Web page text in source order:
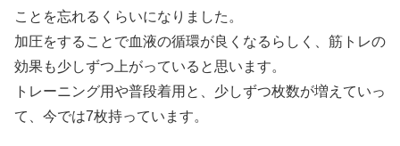
ことを忘れるくらいになりました。
加圧をすることで血液の循環が良くなるらしく、筋トレの
効果も少しずつ上がっていると思います。
トレーニング用や普段着用と、少しずつ枚数が増えていっ
て、今では7枚持っています。